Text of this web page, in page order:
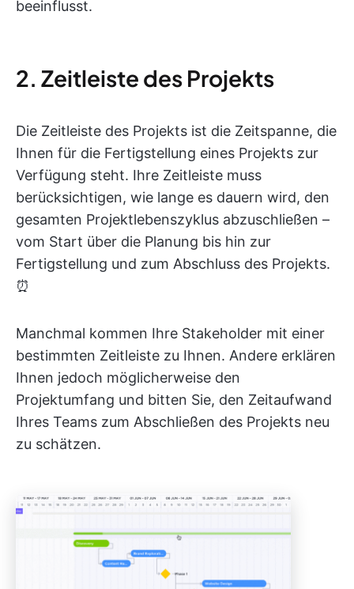
beeinflusst.
2. Zeitleiste des Projekts
Die Zeitleiste des Projekts ist die Zeitspanne, die
Ihnen für die Fertigstellung eines Projekts zur
Verfügung steht. Ihre Zeitleiste muss
berücksichtigen, wie lange es dauern wird, den
gesamten Projektlebenszyklus abzuschließen –
vom Start über die Planung bis hin zur
Fertigstellung und zum Abschluss des Projekts.
⏰
Manchmal kommen Ihre Stakeholder mit einer
bestimmten Zeitleiste zu Ihnen. Andere erklären
Ihnen jedoch möglicherweise den
Projektumfang und bitten Sie, den Zeitaufwand
Ihres Teams zum Abschließen des Projekts neu
zu schätzen.